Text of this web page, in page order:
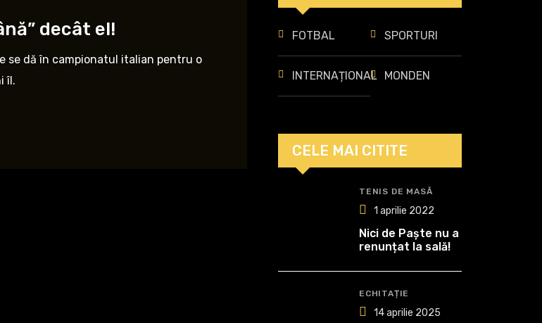
decât el!
se dă în campionatul italian pentru o
îl.
FOTBAL SPORTURI
INTERNAȚIONAL MONDEN
CELE MAI CITITE
TENIS DE MASĂ
1 aprilie 2022
Nici de Paște nu a
renunțat la sală!
ECHITAȚIE
14 aprilie 2025